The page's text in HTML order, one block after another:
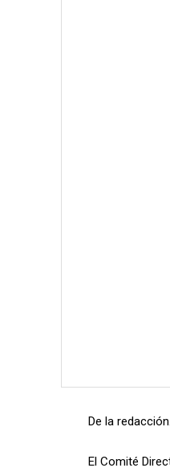
De la redacción.
El Comité